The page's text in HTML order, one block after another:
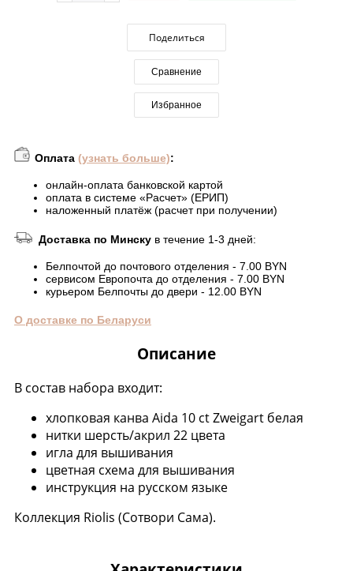
Поделиться
Сравнение
Избранное
Оплата (узнать больше):
онлайн-оплата банковской картой
оплата в системе «Расчет» (ЕРИП)
наложенный платёж (расчет при получении)
Доставка по Минску в течение 1-3 дней:
Белпочтой до почтового отделения - 7.00 BYN
сервисом Европочта до отделения - 7.00 BYN
курьером Белпочты до двери - 12.00 BYN
О доставке по Беларуси
Описание
В состав набора входит:
хлопковая канва Aida 10 ct Zweigart белая
нитки шерсть/акрил 22 цвета
игла для вышивания
цветная схема для вышивания
инструкция на русском языке
Коллекция Riolis (Сотвори Сама).